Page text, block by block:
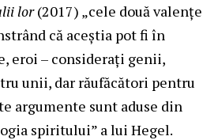
lor(2017) „cele două valențe
că aceștia pot fi în
eroi – considerați genii,
unii, dar răufăcători pentru
argumente sunt aduse din
spiritului” a lui Hegel.